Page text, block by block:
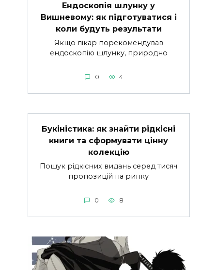
Ендоскопія шлунку у
Вишневому: як підготуватися і
коли будуть результати
Якщо лікар порекомендував
ендоскопію шлунку, природно
0 4
Букіністика: як знайти рідкісні
книги та сформувати цінну
колекцію
Пошук рідкісних видань серед тисяч
пропозицій на ринку
0 8